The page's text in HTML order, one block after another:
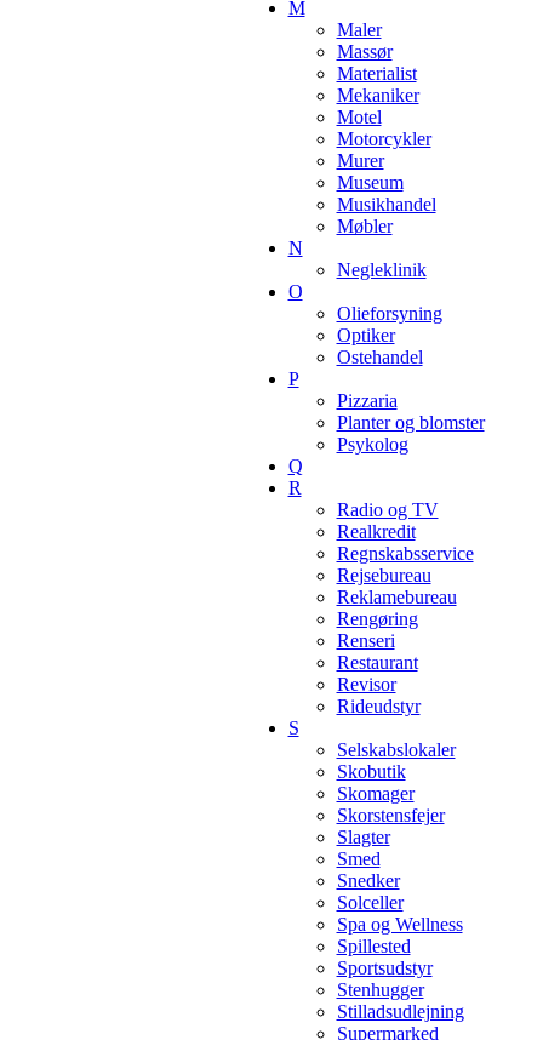
M
Maler
Massør
Materialist
Mekaniker
Motel
Motorcykler
Murer
Museum
Musikhandel
Møbler
N
Negleklinik
O
Olieforsyning
Optiker
Ostehandel
P
Pizzaria
Planter og blomster
Psykolog
Q
R
Radio og TV
Realkredit
Regnskabsservice
Rejsebureau
Reklamebureau
Rengøring
Renseri
Restaurant
Revisor
Rideudstyr
S
Selskabslokaler
Skobutik
Skomager
Skorstensfejer
Slagter
Smed
Snedker
Solceller
Spa og Wellness
Spillested
Sportsudstyr
Stenhugger
Stilladsudlejning
Supermarked